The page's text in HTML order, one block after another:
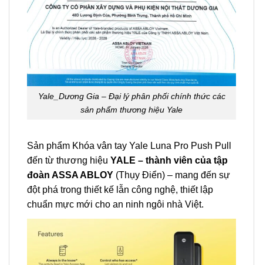
Yale_Dương Gia – Đại lý phân phối chính thức các
sản phẩm thương hiệu Yale
Sản phẩm Khóa vân tay Yale Luna Pro Push Pull
đến từ thương hiệu YALE – thành viên của tập
đoàn ASSA ABLOY (Thụy Điển) – mang đến sự
đột phá trong thiết kế lẫn công nghệ, thiết lập
chuẩn mực mới cho an ninh ngôi nhà Việt.